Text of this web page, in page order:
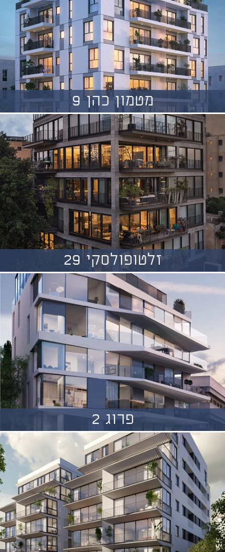
מטמון כהן 9
זלטופולסקי 29
פרוג 2